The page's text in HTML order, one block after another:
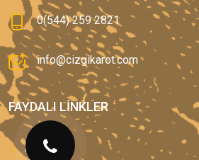
0(544) 259 2821
info@cizgikarot.com
FAYDALI LINKLER
Anasayfa